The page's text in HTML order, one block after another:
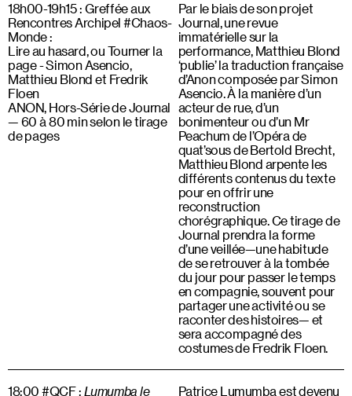
18h00-19h15 : Greffée aux
Rencontres Archipel #Chaos-
Monde :
Lire au hasard, ou Tourner la
page - Simon Asencio,
Matthieu Blond et Fredrik
Floen
ANON, Hors-Série de Journal
— 60 à 80 min selon le tirage
de pages
Par le biais de son projet
Journal, une revue
immatérielle sur la
performance, Matthieu Blond
‘publie’ la traduction française
d’Anon composée par Simon
Asencio. À la manière d’un
acteur de rue, d’un
bonimenteur ou d’un Mr
Peachum de l’Opéra de
quat’sous de Bertold Brecht,
Matthieu Blond arpente les
différents contenus du texte
pour en offrir une
reconstruction
chorégraphique. Ce tirage de
Journal prendra la forme
d’une veillée—une habitude
de se retrouver à la tombée
du jour pour passer le temps
en compagnie, souvent pour
partager une activité ou se
raconter des histoires— et
sera accompagné des
costumes de Fredrik Floen.
18:00 #QCF : Lumumba le Patrice Lumumba est devenu